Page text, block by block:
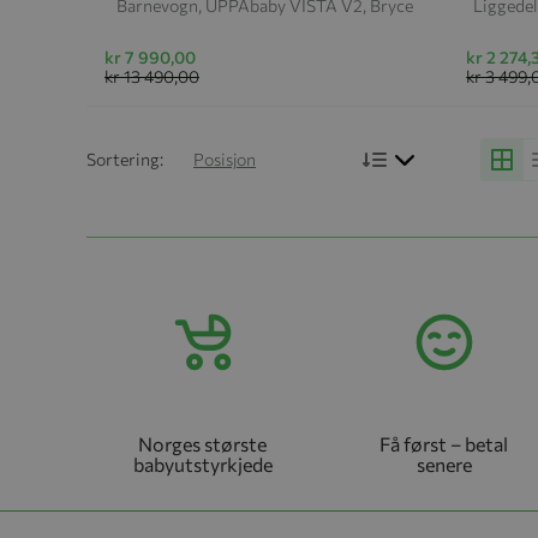
Barnevogn, UPPAbaby VISTA V2, Bryce
kr 7 990,00
kr 13 490,00
kr 2
kr 3
Sortering: Posisjon Bruk synkende
Grid
Norges største
babyutstyrkjede
Få først – betal
senere